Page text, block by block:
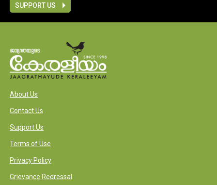
SUPPORT US
About Us
Contact Us
Support Us
Terms of Use
Privacy Policy
Grievance Redressal